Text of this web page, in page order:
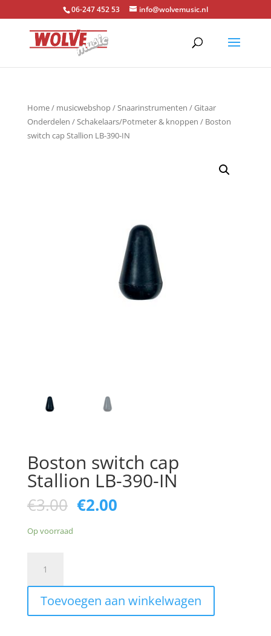
06-247 452 53 info@wolvemusic.nl
Home/ musicwebshop/Snaarinstrumenten /Gitaar
Onderdelen /Schakelaars/Potmeter & knoppen / Boston
switch cap Stallion LB-390-IN
Boston switch cap
Stallion LB-390-IN
€3.00 Oorspronkelijke
prijs
€2.00Huidige
Op voorraad
switch
cap
Stallion
LB-
Toevoegen aan winkelwagen